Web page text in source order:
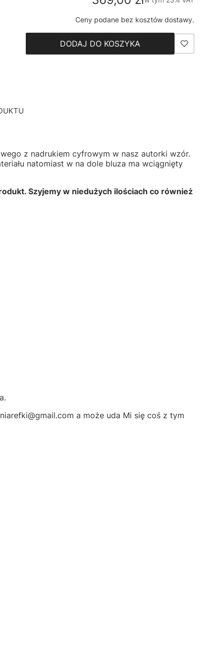
Ceny podane bez kosztów dostawy.
DODAJ DO KOSZYKA
z nadrukiem cyfrowym w nasz autorki wzór.
natomiast w na dole bluza ma wciągnięty
Szyjemy w niedużych ilościach co również
a może uda Mi się coś z tym